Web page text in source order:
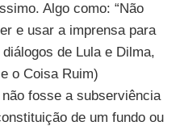
Algo como: “Não
e usar a imprensa para
de Lula e Dilma,
o Coisa Ruim)
fosse a subserviência
de um fundo ou